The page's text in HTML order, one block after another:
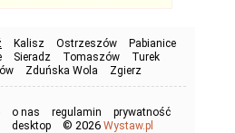
Kalisz Ostrzeszów
Pabianice
Sieradz Tomaszów
Turek
Zduńska Wola Zgierz
o nas regulamin
prywatność
desktop © 2026 Wystaw.pl